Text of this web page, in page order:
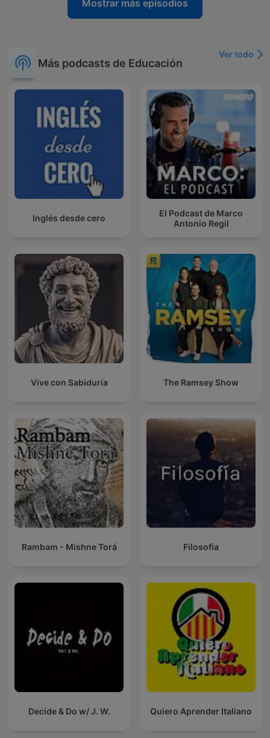
Mostrar más episodios
Más podcasts de Educación
Ver todo
Inglés desde cero
El Podcast de Marco
Antonio Regil
Vive con Sabiduría The Ramsey Show
Rambam - Mishne Torá Filosofía
Decide & Do w/ J. W. Quiero Aprender Italiano